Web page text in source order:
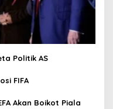
Politik AS
FIFA
Akan Boikot Piala